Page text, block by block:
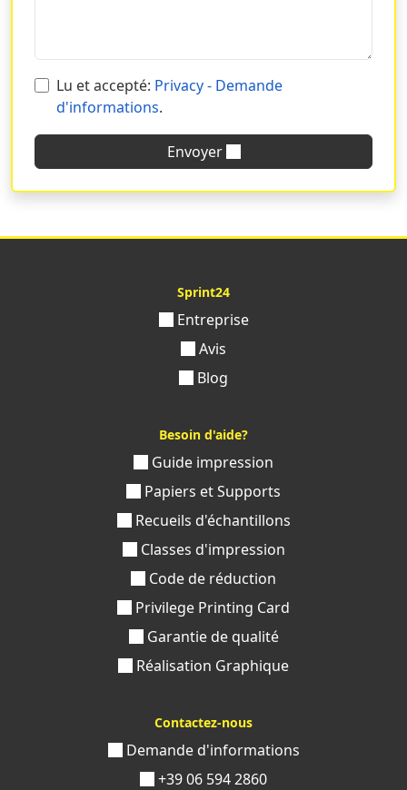
Lu et accepté: Privacy - Demande
d'informations.
Envoyer
Sprint24
Entreprise
Avis
Blog
Besoin d'aide?
Guide impression
Papiers et Supports
Recueils d'échantillons
Classes d'impression
Code de réduction
Privilege Printing Card
Garantie de qualité
Réalisation Graphique
Contactez-nous
Demande d'informations
+39 06 594 2860